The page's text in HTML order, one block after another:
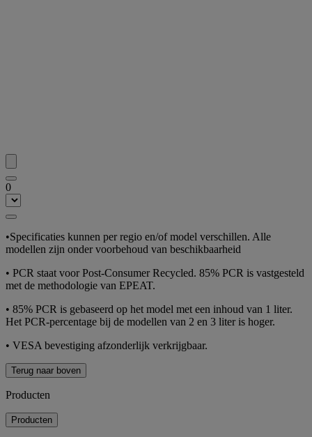
0
•Specificaties kunnen per regio en/of model verschillen. Alle
modellen zijn onder voorbehoud van beschikbaarheid
• PCR staat voor Post-Consumer Recycled. 85% PCR is vastgesteld
met de methodologie van EPEAT.
• 85% PCR is gebaseerd op het model met een inhoud van 1 liter.
Het PCR-percentage bij de modellen van 2 en 3 liter is hoger.
• VESA bevestiging afzonderlijk verkrijgbaar.
Terug naar boven
Producten
Producten